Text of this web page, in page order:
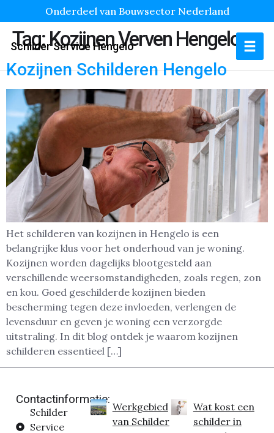
Onderdeel van Bouwsector Nederland
Schilder Service Hengelo
Tag:Kozijnen Verven Hengelo
Kozijnen Schilderen Hengelo
Het schilderen van kozijnen in Hengelo is een
belangrijke klus voor het onderhoud van je woning.
Kozijnen worden dagelijks blootgesteld aan
verschillende weersomstandigheden, zoals regen, zon
en kou. Goed geschilderde kozijnen bieden
bescherming tegen deze invloeden, verlengen de
levensduur en geven je woning een verzorgde
uitstraling. In dit blog ontdek je waarom kozijnen
schilderen essentieel […]
Contactinformatie:
Schilder
Service
Werkgebied
van Schilder
Wat kost een
schilder in